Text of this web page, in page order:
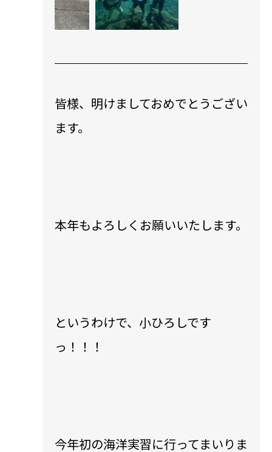
皆様、明けましておめでとうござい
ます。
本年もよろしくお願いいたします。
というわけで、小ひろしです
っ！！！
今年初の海洋実習に行ってまいりま